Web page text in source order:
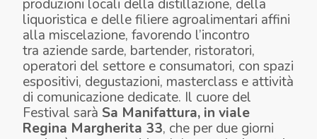
produzioni locali della distillazione, della
liquoristica e delle filiere agroalimentari affini
alla miscelazione, favorendo l’incontro
tra aziende sarde, bartender, ristoratori,
operatori del settore e consumatori, con spazi
espositivi, degustazioni, masterclass e attività
di comunicazione dedicate. Il cuore del
Festival sarà Sa Manifattura, in viale
Regina Margherita 33, che per due giorni